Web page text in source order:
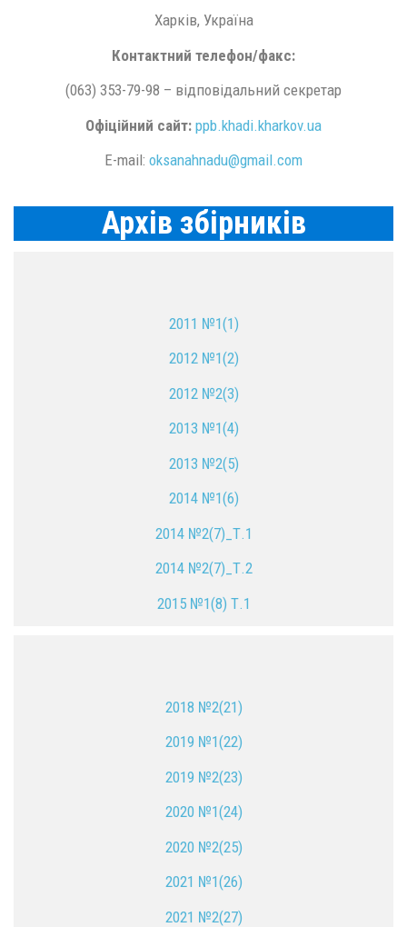
Харків, Україна
Контактний телефон/факс:
(063) 353-79-98 – відповідальний секретар
Офіційний сайт: ppb.khadi.kharkov.ua
E-mail: oksanahnadu@gmail.com
Архів збірників
2011 №1(1)
2012 №1(2)
2012 №2(3)
2013 №1(4)
2013 №2(5)
2014 №1(6)
2014 №2(7)_Т.1
2014 №2(7)_Т.2
2015 №1(8) Т.1
2018 №2(21)
2019 №1(22)
2019 №2(23)
2020 №1(24)
2020 №2(25)
2021 №1(26)
2021 №2(27)